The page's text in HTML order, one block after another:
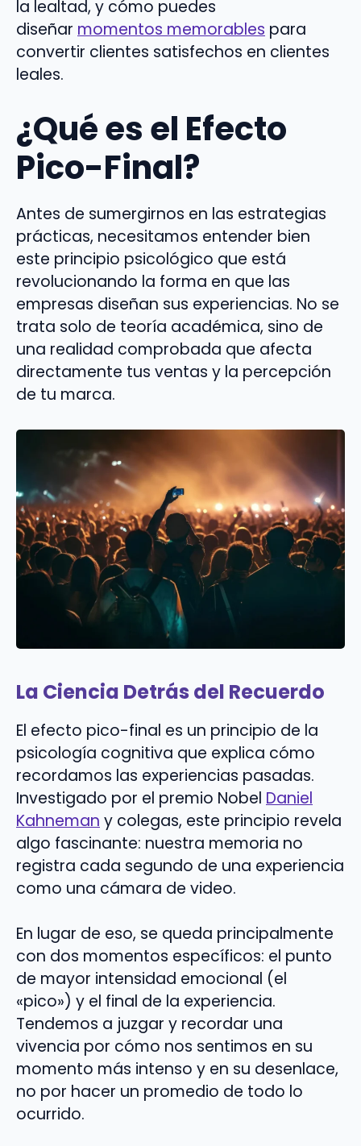
la lealtad, y cómo puedes
diseñar momentos memorables para
convertir clientes satisfechos en clientes
leales.
¿Qué es el Efecto
Pico-Final?
Antes de sumergirnos en las estrategias
prácticas, necesitamos entender bien
este principio psicológico que está
revolucionando la forma en que las
empresas diseñan sus experiencias. No se
trata solo de teoría académica, sino de
una realidad comprobada que afecta
directamente tus ventas y la percepción
de tu marca.
La Ciencia Detrás del Recuerdo
El efecto pico-final es un principio de la
psicología cognitiva que explica cómo
recordamos las experiencias pasadas.
Investigado por el premio Nobel Daniel
Kahneman y colegas, este principio revela
algo fascinante: nuestra memoria no
registra cada segundo de una experiencia
como una cámara de video.
En lugar de eso, se queda principalmente
con dos momentos específicos: el punto
de mayor intensidad emocional (el
«pico») y el final de la experiencia.
Tendemos a juzgar y recordar una
vivencia por cómo nos sentimos en su
momento más intenso y en su desenlace,
no por hacer un promedio de todo lo
ocurrido.